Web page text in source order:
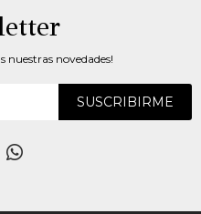
nuestras novedades!
SUSCRIBIRME
